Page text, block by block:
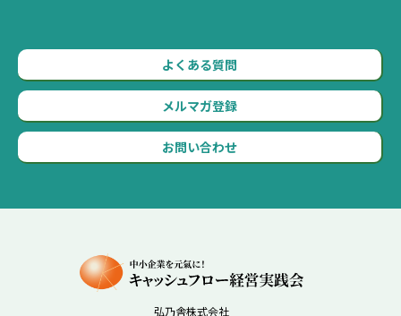
よくある質問
メルマガ登録
お問い合わせ
弘乃舎株式会社